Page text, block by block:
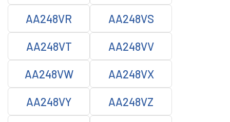
AA248VR AA248VS
AA248VT AA248VV
AA248VW AA248VX
AA248VY AA248VZ